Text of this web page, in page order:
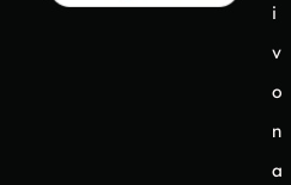
i
v
o
n
a